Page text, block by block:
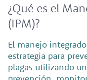
¿Qué es el
(IPM)?
El manejo
estrategia para
plagas utilizando